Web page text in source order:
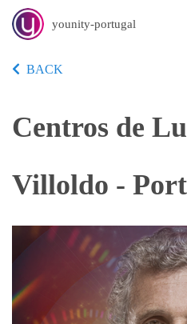
younity-portugal
BACK
Centros de
Villoldo -